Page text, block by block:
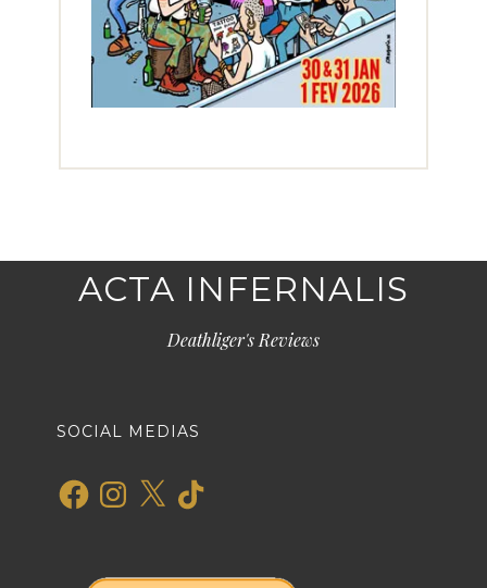
ACTA INFERNALIS
Deathliger's Reviews
SOCIAL MEDIAS
FacebookInstagram
X TikTok